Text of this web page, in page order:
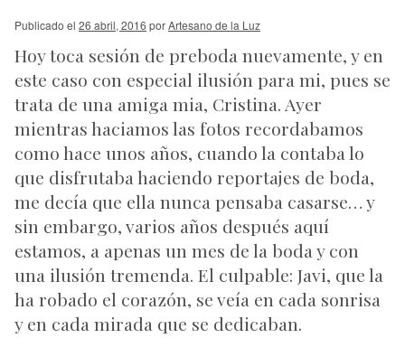
Publicado el 26 abril, 2016 porArtesano de la Luz
Hoy toca sesión de preboda nuevamente, y en
este caso con especial ilusión para mi, pues se
trata de una amiga mia, Cristina. Ayer
mientras haciamos las fotos recordabamos
como hace unos años, cuando la contaba lo
que disfrutaba haciendo reportajes de boda,
me decía que ella nunca pensaba casarse… y
sin embargo, varios años después aquí
estamos, a apenas un mes de la boda y con
una ilusión tremenda. El culpable: Javi, que la
ha robado el corazón, se veía en cada sonrisa
y en cada mirada que se dedicaban.